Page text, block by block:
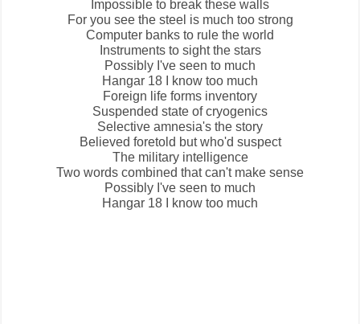
Impossible to break these walls
For you see the steel is much too strong
Computer banks to rule the world
Instruments to sight the stars
Possibly I've seen to much
Hangar 18 I know too much
Foreign life forms inventory
Suspended state of cryogenics
Selective amnesia's the story
Believed foretold but who'd suspect
The military intelligence
Two words combined that can't make sense
Possibly I've seen to much
Hangar 18 I know too much